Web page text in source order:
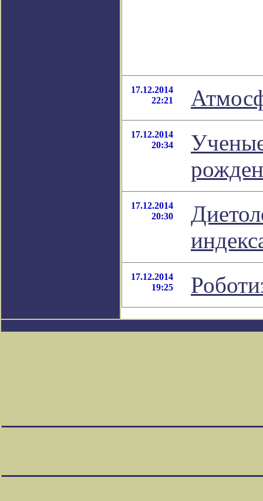
17.12.2014
22:21
17.12.2014
20:34
17.12.2014
20:30
17.12.2014
19:25